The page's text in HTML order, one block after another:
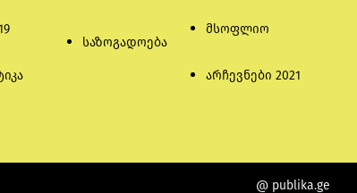
საზოგადოება
მსოფლიო
არჩევნები 2021
@ publika.ge